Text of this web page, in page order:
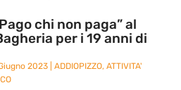
chi non paga” al
per i 19 anni di
2023 |ADDIOPIZZO,ATTIVITA'